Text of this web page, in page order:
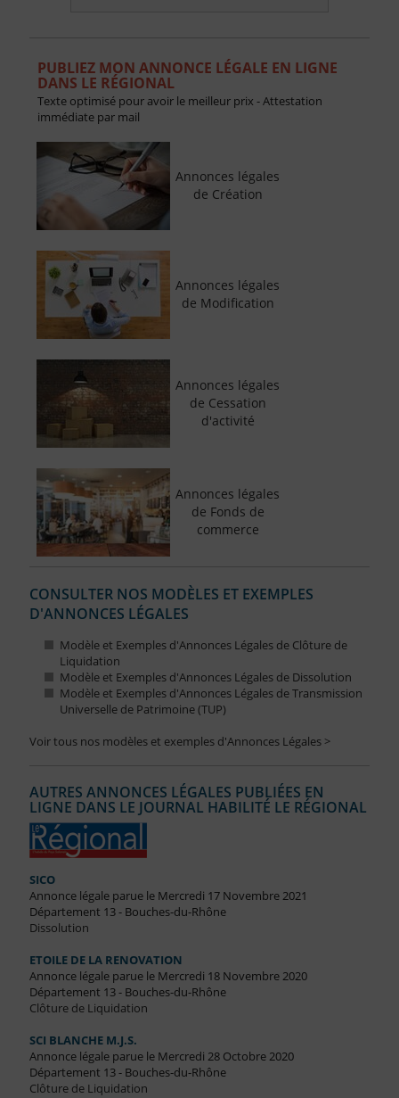
PUBLIEZ MON ANNONCE LÉGALE EN LIGNE
DANS LE RÉGIONAL
Texte optimisé pour avoir le meilleur prix - Attestation
immédiate par mail
Annonces légales
de Création
Annonces légales
de Modification
Annonces légales
de Cessation
d'activité
Annonces légales
de Fonds de
commerce
CONSULTER NOS MODÈLES ET EXEMPLES
D'ANNONCES LÉGALES
Modèle et Exemples d'Annonces Légales de Clôture de
Liquidation
Modèle et Exemples d'Annonces Légales de Dissolution
Modèle et Exemples d'Annonces Légales de Transmission
Universelle de Patrimoine (TUP)
Voir tous nos modèles et exemples d'Annonces Légales >
AUTRES ANNONCES LÉGALES PUBLIÉES EN
LIGNE DANS LE JOURNAL HABILITÉ LE RÉGIONAL
SICO
Annonce légale parue le Mercredi 17 Novembre 2021
Département 13 - Bouches-du-Rhône
Dissolution
ETOILE DE LA RENOVATION
Annonce légale parue le Mercredi 18 Novembre 2020
Département 13 - Bouches-du-Rhône
Clôture de Liquidation
SCI BLANCHE M.J.S.
Annonce légale parue le Mercredi 28 Octobre 2020
Département 13 - Bouches-du-Rhône
Clôture de Liquidation